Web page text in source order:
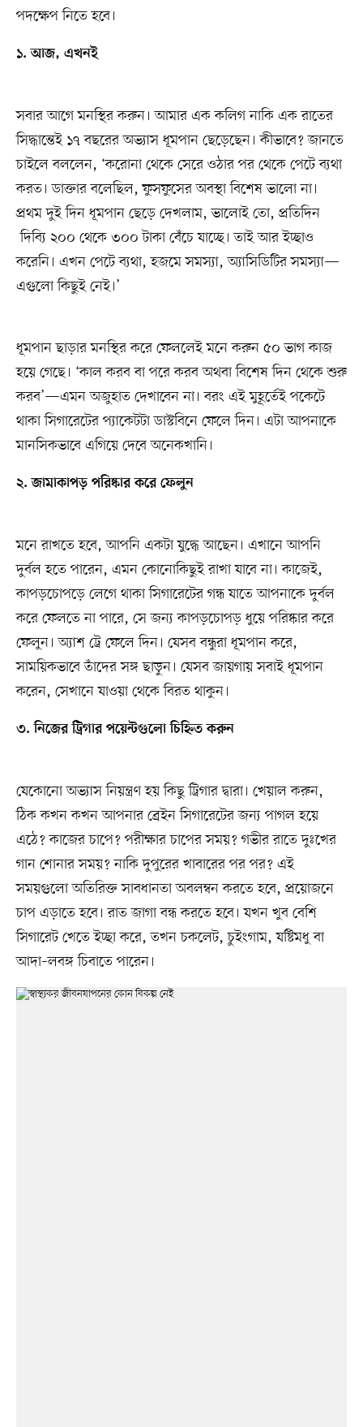
পদক্ষেপ নিতে হবে।
১. আজ, এখনই
সবার আগে মনস্থির করুন। আমার এক কলিগ নাকি এক রাতের
সিদ্ধান্তেই ১৭ বছরের অভ্যাস ধূমপান ছেড়েছেন। কীভাবে? জানতে
চাইলে বললেন, ‘করোনা থেকে সেরে ওঠার পর থেকে পেটে ব্যথা
করত। ডাক্তার বলেছিল, ফুসফুসের অবস্থা বিশেষ ভালো না।
প্রথম দুই দিন ধূমপান ছেড়ে দেখলাম, ভালোই তো, প্রতিদিন
দিব্যি ২০০ থেকে ৩০০ টাকা বেঁচে যাচ্ছে। তাই আর ইচ্ছাও
করেনি। এখন পেটে ব্যথা, হজমে সমস্যা, অ্যাসিডিটির সমস্যা—
এগুলো কিছুই নেই।’
ধূমপান ছাড়ার মনস্থির করে ফেললেই মনে করুন ৫০ ভাগ কাজ
হয়ে গেছে। ‘কাল করব বা পরে করব অথবা বিশেষ দিন থেকে শুরু
করব’—এমন অজুহাত দেখাবেন না। বরং এই মুহূর্তেই পকেটে
থাকা সিগারেটের প্যাকেটটা ডাস্টবিনে ফেলে দিন। এটা আপনাকে
মানসিকভাবে এগিয়ে দেবে অনেকখানি।
২. জামাকাপড় পরিষ্কার করে ফেলুন
মনে রাখতে হবে, আপনি একটা যুদ্ধে আছেন। এখানে আপনি
দুর্বল হতে পারেন, এমন কোনোকিছুই রাখা যাবে না। কাজেই,
কাপড়চোপড়ে লেগে থাকা সিগারেটের গন্ধ যাতে আপনাকে দুর্বল
করে ফেলতে না পারে, সে জন্য কাপড়চোপড় ধুয়ে পরিষ্কার করে
ফেলুন। অ্যাশ ট্রে ফেলে দিন। যেসব বন্ধুরা ধূমপান করে,
সাময়িকভাবে তাঁদের সঙ্গ ছাড়ুন। যেসব জায়গায় সবাই ধূমপান
করেন, সেখানে যাওয়া থেকে বিরত থাকুন।
৩. নিজের ট্রিগার পয়েন্টগুলো চিহ্নিত করুন
যেকোনো অভ্যাস নিয়ন্ত্রণ হয় কিছু ট্রিগার দ্বারা। খেয়াল করুন,
ঠিক কখন কখন আপনার ব্রেইন সিগারেটের জন্য পাগল হয়ে
এঠে? কাজের চাপে? পরীক্ষার চাপের সময়? গভীর রাতে দুঃখের
গান শোনার সময়? নাকি দুপুরের খাবারের পর পর? এই
সময়গুলো অতিরিক্ত সাবধানতা অবলম্বন করতে হবে, প্রয়োজনে
চাপ এড়াতে হবে। রাত জাগা বন্ধ করতে হবে। যখন খুব বেশি
সিগারেট খেতে ইচ্ছা করে, তখন চকলেট, চুইংগাম, যষ্টিমধু বা
আদা–লবঙ্গ চিবাতে পারেন।